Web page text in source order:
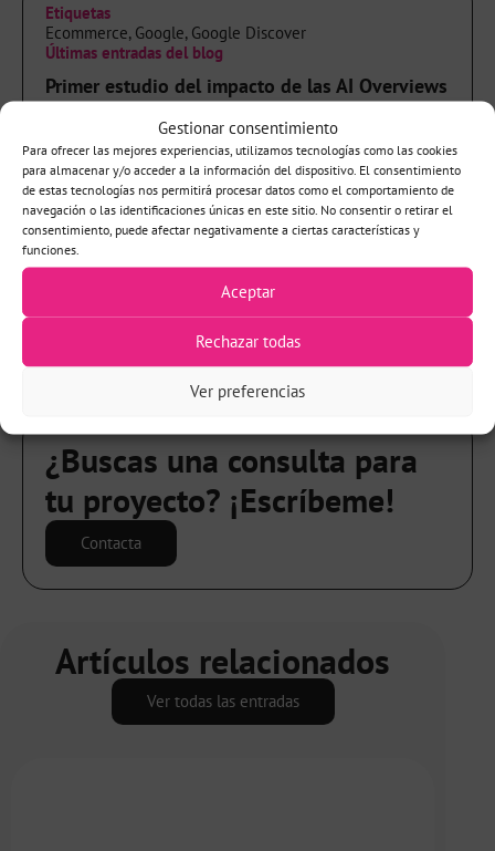
Gestionar consentimiento
Para ofrecer las mejores experiencias, utilizamos tecnologías como las cookies
para almacenar y/o acceder a la información del dispositivo. El consentimiento
de estas tecnologías nos permitirá procesar datos como el comportamiento de
navegación o las identificaciones únicas en este sitio. No consentir o retirar el
consentimiento, puede afectar negativamente a ciertas características y
funciones.
Aceptar
Rechazar todas
Ver preferencias
Etiquetas
Ecommerce, Google, Google Discover
Últimas entradas del blog
Primer estudio del impacto de las AI Overviews
en los medios españoles
Primeros datos para el ecosistema informativo español La
industria de...
¡Lanzo mi primer evento!: «¿Ni SEO ni
Discover? El futuro de los medios más allá de
Google»
Comparte este artículo
X LinkedInFacebook
BlueskyCopy
Link
¿Buscas una consulta para
tu proyecto? ¡Escríbeme!
Contacta
Artículos relacionados
Ver todas las entradas